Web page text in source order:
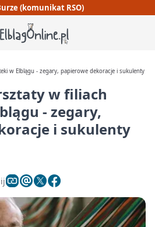
(komunikat RSO)
w Elblągu - zegary, papierowe dekoracje i sukulenty
w filiach
- zegary,
i sukulenty